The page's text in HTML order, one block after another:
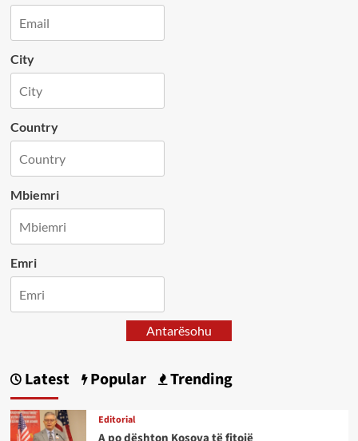
City
Country
Mbiemri
Emri
Antarësohu
Latest Popular Trending
Editorial